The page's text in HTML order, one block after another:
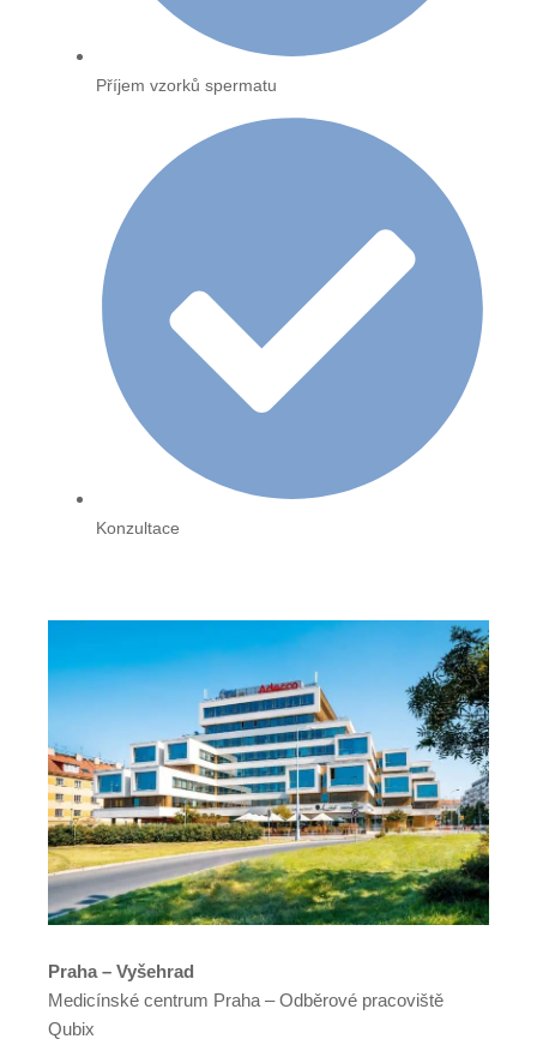
Příjem vzorků spermatu
Konzultace
Praha – Vyšehrad
Medicínské centrum Praha – Odběrové pracoviště
Qubix